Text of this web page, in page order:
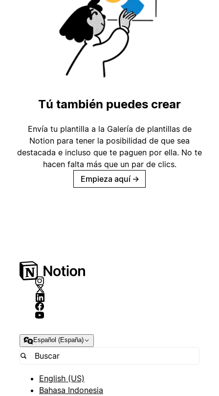
Tú también puedes crear
Envía tu plantilla a la Galería de plantillas de
Notion para tener la posibilidad de que sea
destacada e incluso que te paguen por ella. No te
hacen falta más que un par de clics.
Empieza aquí →
Español (España)
English (US)
Bahasa Indonesia